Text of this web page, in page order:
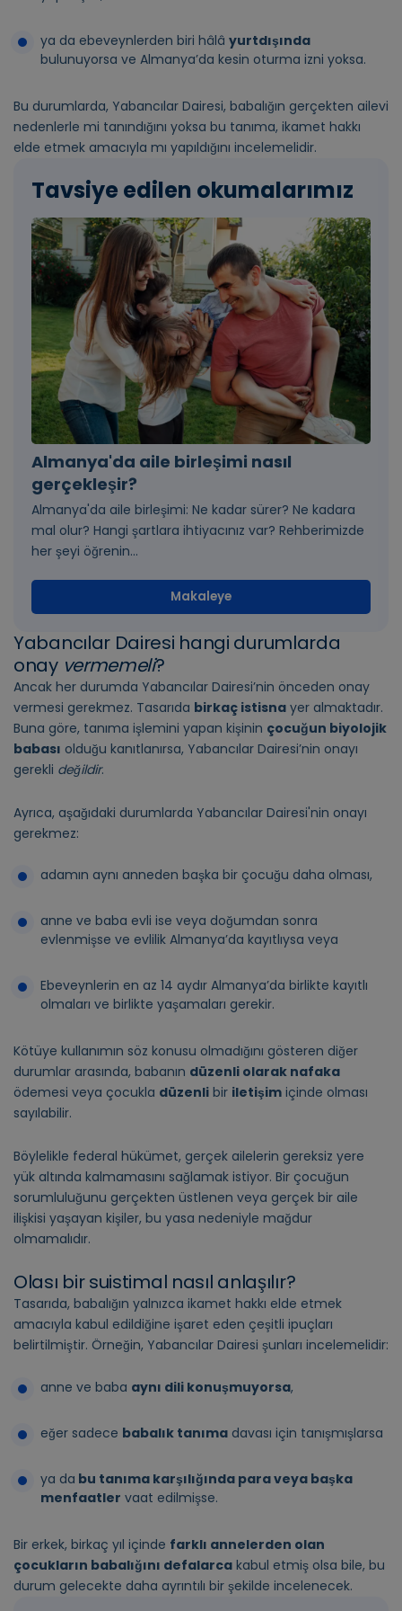
ya da ebeveynlerden biri hâlâ yurtdışında
bulunuyorsa ve Almanya’da kesin oturma izni yoksa.
Bu durumlarda, Yabancılar Dairesi, babalığın gerçekten ailevi
nedenlerle mi tanındığını yoksa bu tanıma, ikamet hakkı
elde etmek amacıyla mı yapıldığını incelemelidir.
Tavsiye edilen okumalarımız
Almanya'da aile birleşimi nasıl
gerçekleşir?
Almanya'da aile birleşimi: Ne kadar sürer? Ne kadara
mal olur? Hangi şartlara ihtiyacınız var? Rehberimizde
her şeyi öğrenin...
Makaleye
Yabancılar Dairesi hangi durumlarda
onay vermemeli?
Ancak her durumda Yabancılar Dairesi’nin önceden onay
vermesi gerekmez. Tasarıda birkaç istisna yer almaktadır.
Buna göre, tanıma işlemini yapan kişinin çocuğun biyolojik
babası olduğu kanıtlanırsa, Yabancılar Dairesi’nin onayı
gerekli değildir.
Ayrıca, aşağıdaki durumlarda Yabancılar Dairesi'nin onayı
gerekmez:
adamın aynı anneden başka bir çocuğu daha olması,
anne ve baba evli ise veya doğumdan sonra
evlenmişse ve evlilik Almanya’da kayıtlıysa veya
Ebeveynlerin en az 14 aydır Almanya’da birlikte kayıtlı
olmaları ve birlikte yaşamaları gerekir.
Kötüye kullanımın söz konusu olmadığını gösteren diğer
durumlar arasında, babanın düzenli olarak nafaka
ödemesi veya çocukla düzenli bir iletişim içinde olması
sayılabilir.
Böylelikle federal hükümet, gerçek ailelerin gereksiz yere
yük altında kalmamasını sağlamak istiyor. Bir çocuğun
sorumluluğunu gerçekten üstlenen veya gerçek bir aile
ilişkisi yaşayan kişiler, bu yasa nedeniyle mağdur
olmamalıdır.
Olası bir suistimal nasıl anlaşılır?
Tasarıda, babalığın yalnızca ikamet hakkı elde etmek
amacıyla kabul edildiğine işaret eden çeşitli ipuçları
belirtilmiştir. Örneğin, Yabancılar Dairesi şunları incelemelidir:
anne ve baba aynı dili konuşmuyorsa,
eğer sadece babalık tanıma davası için tanışmışlarsa
ya da bu tanıma karşılığında para veya başka
menfaatler vaat edilmişse.
Bir erkek, birkaç yıl içinde farklı annelerden olan
çocukların babalığını defalarca kabul etmiş olsa bile, bu
durum gelecekte daha ayrıntılı bir şekilde incelenecek.